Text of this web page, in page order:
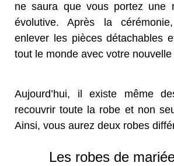
ne saura que vous portez une
évolutive. Après la
enlever les pièces détachables
tout le monde avec votre nouvelle
Aujourd’hui, il existe même
recouvrir toute la robe et non
Ainsi, vous aurez deux robes
Les robes de